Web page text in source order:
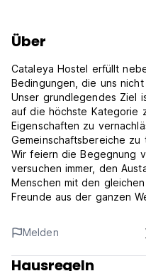
Über
Cataleya Hostel erfüllt
Bedingungen, die uns
Unser grundlegendes Ziel
auf die höchste Kategorie
Eigenschaften zu
Gemeinschaftsbereiche zu
Wir feiern die Begegnung
versuchen immer, den
Menschen mit den
Freunde aus der ganzen
Erfahrungen nähren.
Dafür haben wir
erholsamen Schlaf und
vom Herzen der Stadt
Melden
Hausregeln